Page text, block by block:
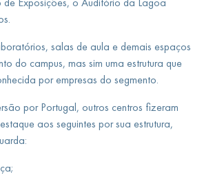
salas de aula e demais espaços
do campus, mas sim uma estrutura que
por empresas do segmento.
por Portugal, outros centros fizeram
aos seguintes por sua estrutura,